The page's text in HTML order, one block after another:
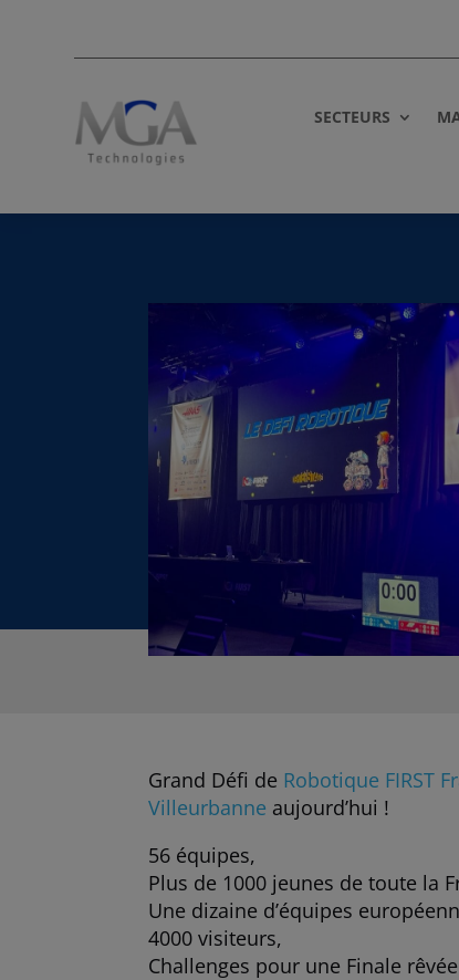
SECTEURS
Grand Défi de Robotique FIRST
Villeurbanne aujourd’hui !
56 équipes,
Plus de 1000 jeunes de toute la
Une dizaine d’équipes
4000 visiteurs,
Challenges pour une Finale